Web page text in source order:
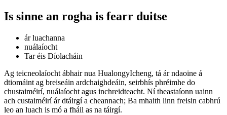
Is sinne an rogha is fearr duitse
ár luachanna
nuálaíocht
Tar éis Díolacháin
Ag teicneolaíocht ábhair nua HualongyIcheng, tá ár ndaoine á
dtiomáint ag breiseáin ardchaighdeáin, seirbhís phréimhe do
chustaiméirí, nuálaíocht agus inchreidteacht. Ní theastaíonn uainn
ach custaiméirí ár dtáirgí a cheannach; Ba mhaith linn freisin cabhrú
leo an luach is mó a fháil as na táirgí.